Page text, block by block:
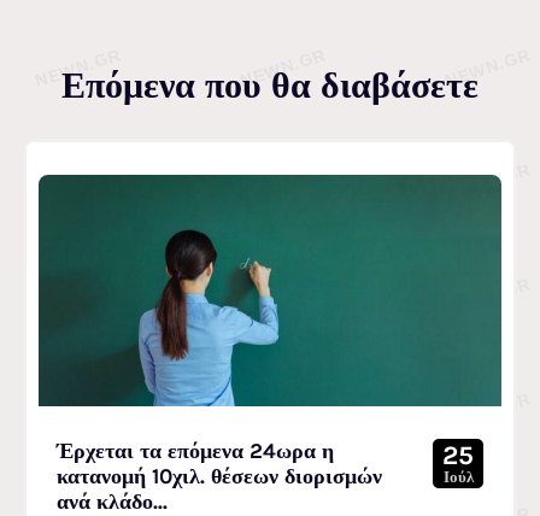
Επόμενα που θα διαβάσετε
Έρχεται τα επόμενα 24ωρα η
κατανομή 10χιλ. θέσεων διορισμών
ανά κλάδο...
25
Ιούλ